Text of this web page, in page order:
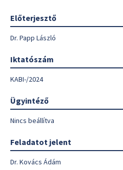
Előterjesztő
Dr. Papp László
Iktatószám
KABI-/2024
Ügyintéző
Nincs beállítva
Feladatot jelent
Dr. Kovács Ádám